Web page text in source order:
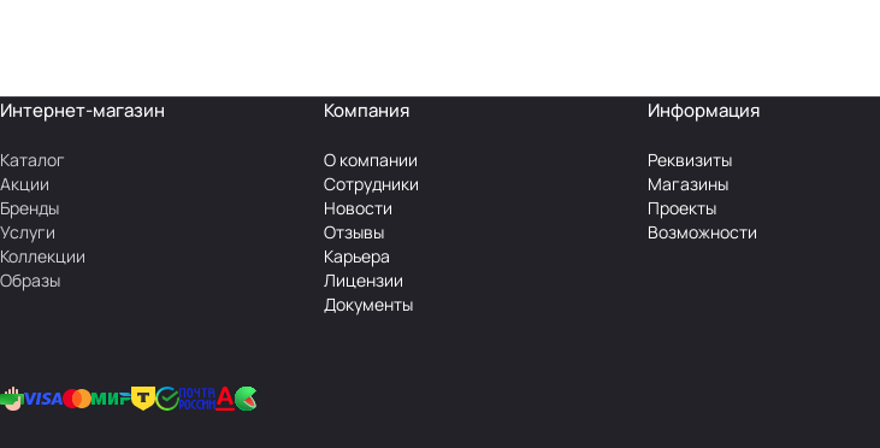
Интернет-магазин
Каталог
Акции
Бренды
Услуги
Коллекции
Образы
Компания
О компании
Сотрудники
Новости
Отзывы
Карьера
Лицензии
Документы
Информация
Реквизиты
Магазины
Проекты
Возможности